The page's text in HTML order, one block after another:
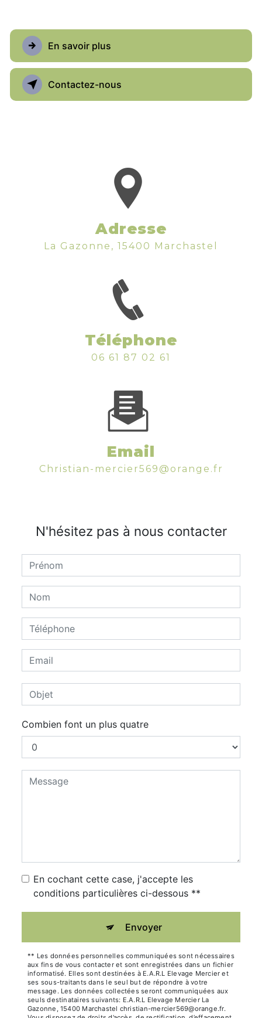
En savoir plus
Contactez-nous
Adresse
La Gazonne, 15400 Marchastel
Téléphone
06 61 87 02 61
Email
christian-mercier569@orange.fr
N'hésitez pas à nous contacter
Combien font un plus quatre
En cochant cette case, j'accepte les
conditions particulières ci-dessous **
Envoyer
** Les données personnelles communiquées sont nécessaires
aux fins de vous contacter et sont enregistrées dans un fichier
informatisé. Elles sont destinées à E.A.R.L Elevage Mercier et
ses sous-traitants dans le seul but de répondre à votre
message. Les données collectées seront communiquées aux
seuls destinataires suivants: E.A.R.L Elevage Mercier La
Gazonne, 15400 Marchastel christian-mercier569@orange.fr.